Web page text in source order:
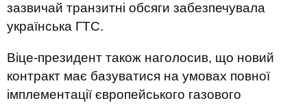
зазвичай транзитні обсяги забезпечувала
українська ГТС.
Віце-президент також наголосив, що новий
контракт має базуватися на умовах повної
імплементації європейського газового